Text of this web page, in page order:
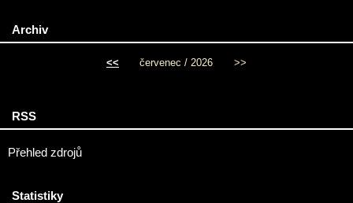
Archiv
<< červenec / 2026 >>
RSS
Přehled zdrojů
Statistiky